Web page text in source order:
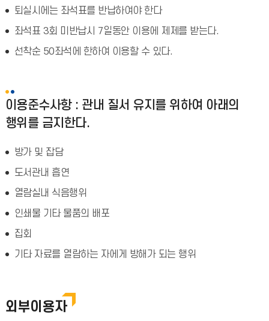
퇴실시에는 좌석표를 반납하여야 한다
좌석표 3회 미반납시 7일동안 이용에 제제를 받는다.
선착순 50좌석에 한하여 이용할 수 있다.
이용준수사항 : 관내 질서 유지를 위하여 아래의
행위를 금지한다.
방가 및 잡담
도서관내 흡연
열람실내 식음행위
인쇄물 기타 물품의 배포
집회
기타 자료를 열람하는 자에게 방해가 되는 행위
외부이용자